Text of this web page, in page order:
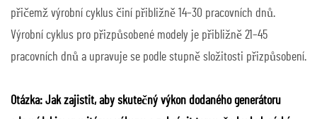
přičemž výrobní cyklus činí přibližně 14–30 pracovních dnů.
Výrobní cyklus pro přizpůsobené modely je přibližně 21–45
pracovních dnů a upravuje se podle stupně složitosti přizpůsobení.
Otázka: Jak zajistit, aby skutečný výkon dodaného generátoru